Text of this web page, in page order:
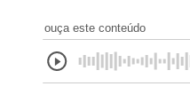
ouça este conteúdo